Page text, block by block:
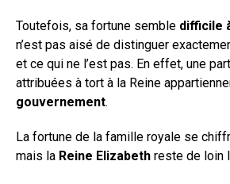
Toutefois, sa fortune semble difficile
n’est pas aisé de distinguer
et ce qui ne l’est pas. En effet, une
attribuées à tort à la Reine
gouvernement.
La fortune de la famille royale se
mais la Reine Elizabeth reste de loin